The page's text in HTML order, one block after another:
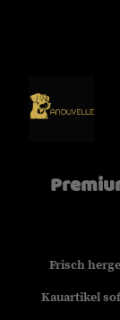
Frisch
Kauartikel